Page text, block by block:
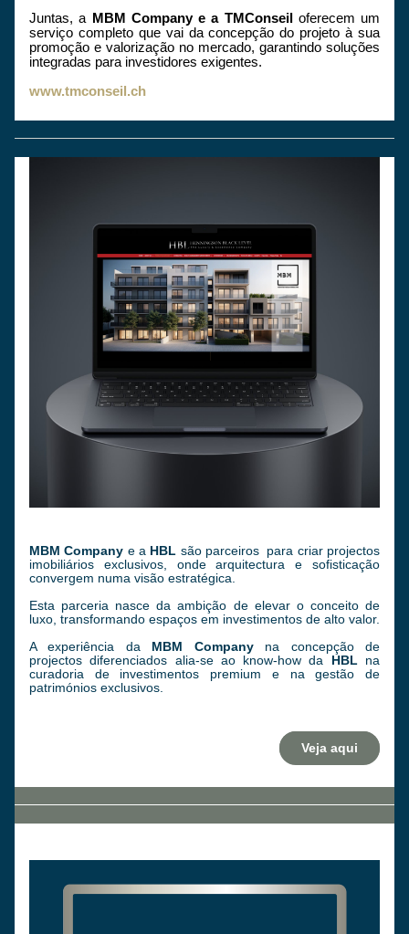
Juntas, a MBM Company e a TMConseil oferecem um
serviço completo que vai da concepção do projeto à sua
promoção e valorização no mercado, garantindo soluções
integradas para investidores exigentes.
www.tmconseil.ch
MBM Company e a HBL são parceiros  para criar projectos
imobiliários exclusivos, onde arquitectura e sofisticação
convergem numa visão estratégica.
Esta parceria nasce da ambição de elevar o conceito de
luxo, transformando espaços em investimentos de alto valor.
A experiência da MBM Company na concepção de
projectos diferenciados alia-se ao know-how da HBL na
curadoria de investimentos premium e na gestão de
patrimónios exclusivos.
Veja aqui